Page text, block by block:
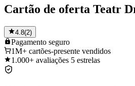
Cartão de oferta Teatr
4.8(2)
Pagamento seguro
1M+ cartões-presente vendidos
1.000+ avaliações 5 estrelas